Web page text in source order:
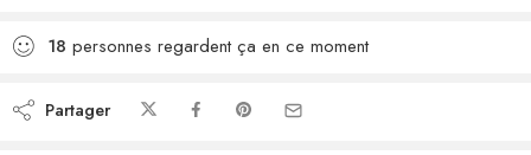
18 personnes regardent ça en ce moment
Partager